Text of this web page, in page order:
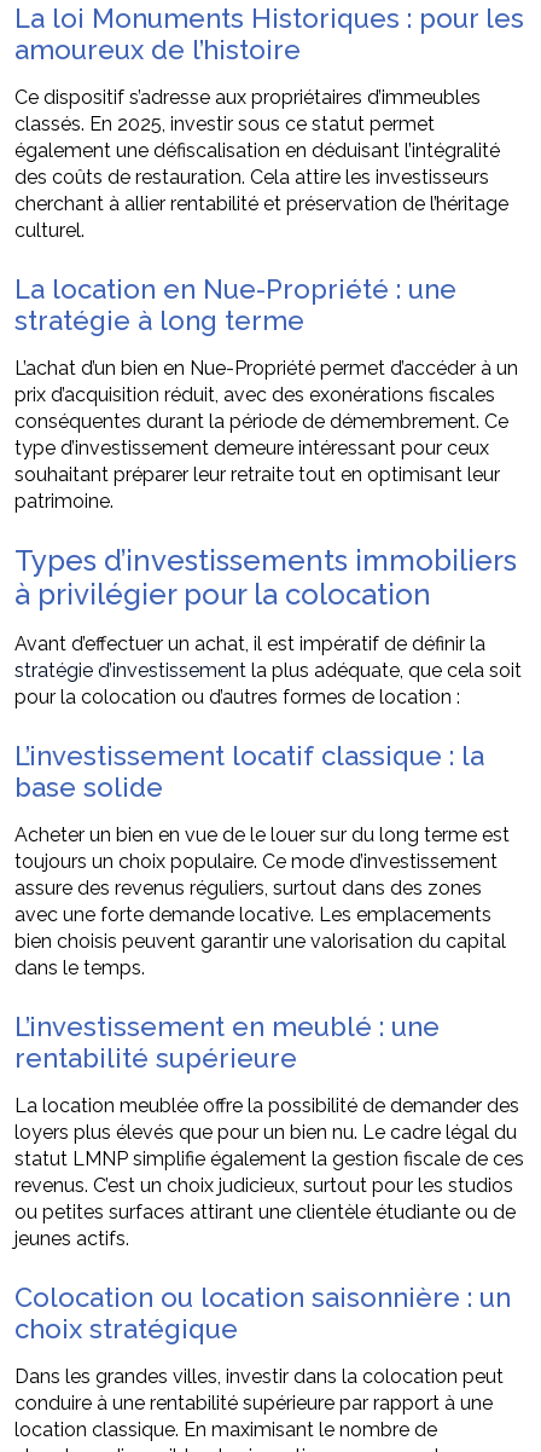
La loi Monuments Historiques : pour les
amoureux de l’histoire
Ce dispositif s’adresse aux propriétaires d’immeubles
classés. En 2025, investir sous ce statut permet
également une défiscalisation en déduisant l’intégralité
des coûts de restauration. Cela attire les investisseurs
cherchant à allier rentabilité et préservation de l’héritage
culturel.
La location en Nue-Propriété : une
stratégie à long terme
L’achat d’un bien en Nue-Propriété permet d’accéder à un
prix d’acquisition réduit, avec des exonérations fiscales
conséquentes durant la période de démembrement. Ce
type d’investissement demeure intéressant pour ceux
souhaitant préparer leur retraite tout en optimisant leur
patrimoine.
Types d’investissements immobiliers
à privilégier pour la colocation
Avant d’effectuer un achat, il est impératif de définir la
stratégie d’investissement la plus adéquate, que cela soit
pour la colocation ou d’autres formes de location :
L’investissement locatif classique : la
base solide
Acheter un bien en vue de le louer sur du long terme est
toujours un choix populaire. Ce mode d’investissement
assure des revenus réguliers, surtout dans des zones
avec une forte demande locative. Les emplacements
bien choisis peuvent garantir une valorisation du capital
dans le temps.
L’investissement en meublé : une
rentabilité supérieure
La location meublée offre la possibilité de demander des
loyers plus élevés que pour un bien nu. Le cadre légal du
statut LMNP simplifie également la gestion fiscale de ces
revenus. C’est un choix judicieux, surtout pour les studios
ou petites surfaces attirant une clientèle étudiante ou de
jeunes actifs.
Colocation ou location saisonnière : un
choix stratégique
Dans les grandes villes, investir dans la colocation peut
conduire à une rentabilité supérieure par rapport à une
location classique. En maximisant le nombre de